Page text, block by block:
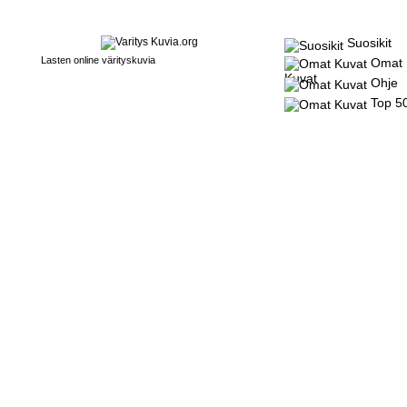
Lasten online värityskuvia
Suosikit
Omat
Kuvat
Ohje
Top